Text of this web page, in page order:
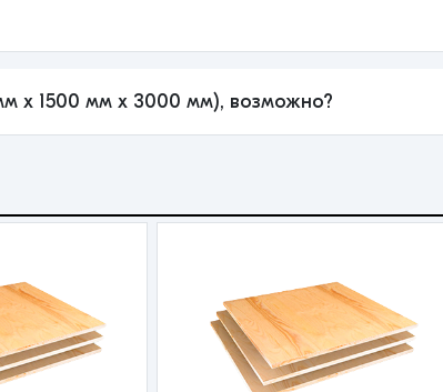
x 1500 мм x 3000 мм), возможно?